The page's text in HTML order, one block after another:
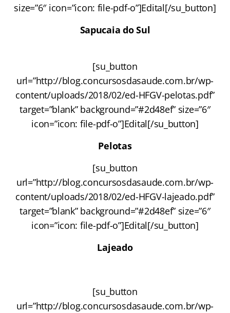
size=”6″ icon=”icon: file-pdf-o”]Edital[/su_button]
Sapucaia do Sul
[su_button
url=”http://blog.concursosdasaude.com.br/wp-
content/uploads/2018/02/ed-HFGV-pelotas.pdf”
target=”blank” background=”#2d48ef” size=”6″
icon=”icon: file-pdf-o”]Edital[/su_button]
Pelotas
[su_button
url=”http://blog.concursosdasaude.com.br/wp-
content/uploads/2018/02/ed-HFGV-lajeado.pdf”
target=”blank” background=”#2d48ef” size=”6″
icon=”icon: file-pdf-o”]Edital[/su_button]
​​​​​​​​Lajeado
[su_button
url=”http://blog.concursosdasaude.com.br/wp-